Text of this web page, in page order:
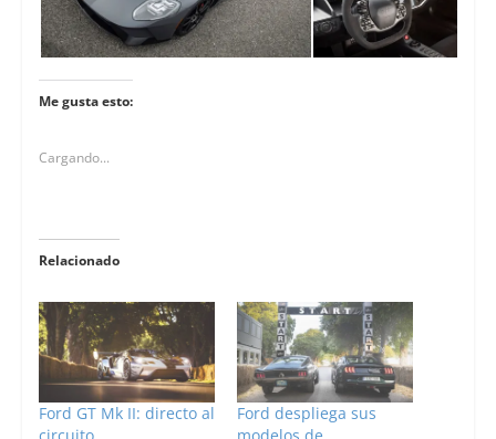
Me gusta esto:
Cargando...
Relacionado
Ford GT Mk II: directo al
Ford despliega sus